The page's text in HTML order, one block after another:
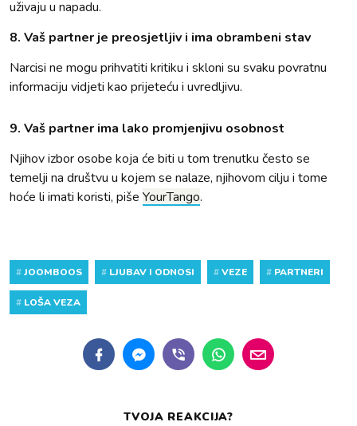
uživaju u napadu.
8. Vaš partner je preosjetljiv i ima obrambeni stav
Narcisi ne mogu prihvatiti kritiku i skloni su svaku povratnu
informaciju vidjeti kao prijeteću i uvredljivu.
9. Vaš partner ima lako promjenjivu osobnost
Njihov izbor osobe koja će biti u tom trenutku često se
temelji na društvu u kojem se nalaze, njihovom cilju i tome
hoće li imati koristi, piše YourTango.
#JOOMBOOS # LJUBAV I ODNOSI #VEZE # PARTNERI
# LOŠA VEZA
TVOJA REAKCIJA?